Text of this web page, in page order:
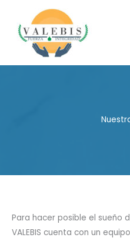
contenido
Para hacer posible el sueño
VALEBIS cuenta con un